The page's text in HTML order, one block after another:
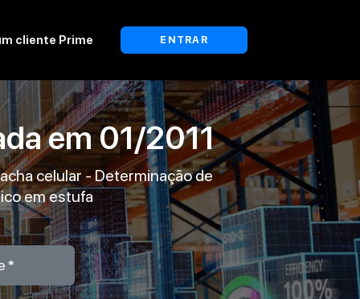
cliente Prime ENTRAR
em01/2011
celular - Determinação de
em estufa